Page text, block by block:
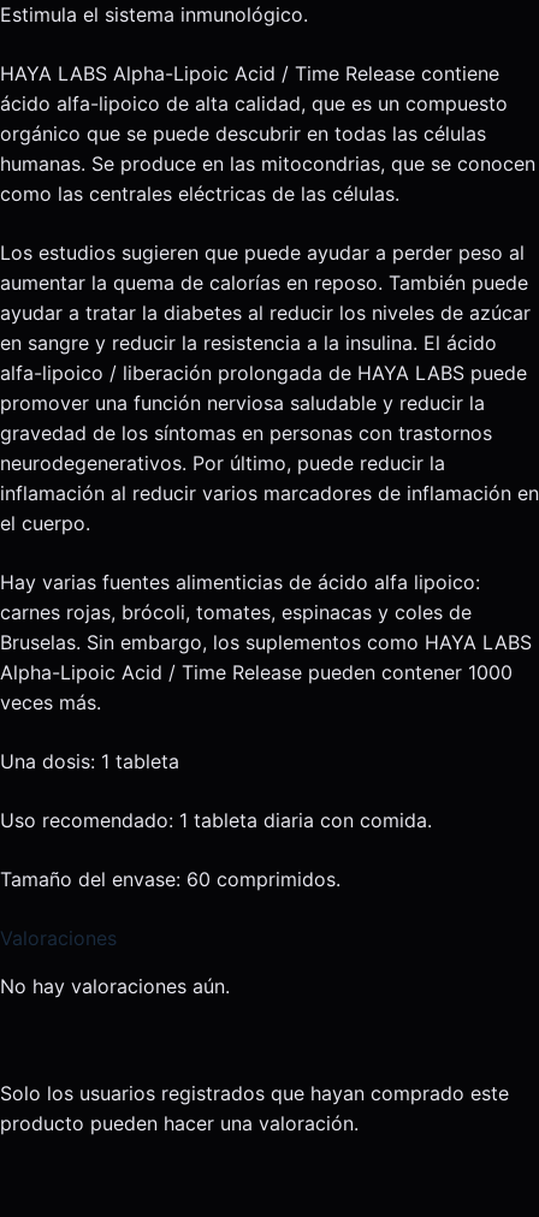
Estimula el sistema inmunológico.
HAYA LABS Alpha-Lipoic Acid / Time Release contiene
ácido alfa-lipoico de alta calidad, que es un compuesto
orgánico que se puede descubrir en todas las células
humanas. Se produce en las mitocondrias, que se conocen
como las centrales eléctricas de las células.
Los estudios sugieren que puede ayudar a perder peso al
aumentar la quema de calorías en reposo. También puede
ayudar a tratar la diabetes al reducir los niveles de azúcar
en sangre y reducir la resistencia a la insulina. El ácido
alfa-lipoico / liberación prolongada de HAYA LABS puede
promover una función nerviosa saludable y reducir la
gravedad de los síntomas en personas con trastornos
neurodegenerativos. Por último, puede reducir la
inflamación al reducir varios marcadores de inflamación en
el cuerpo.
Hay varias fuentes alimenticias de ácido alfa lipoico:
carnes rojas, brócoli, tomates, espinacas y coles de
Bruselas. Sin embargo, los suplementos como HAYA LABS
Alpha-Lipoic Acid / Time Release pueden contener 1000
veces más.
Una dosis: 1 tableta
Uso recomendado: 1 tableta diaria con comida.
Tamaño del envase: 60 comprimidos.
Valoraciones
No hay valoraciones aún.
Solo los usuarios registrados que hayan comprado este
producto pueden hacer una valoración.